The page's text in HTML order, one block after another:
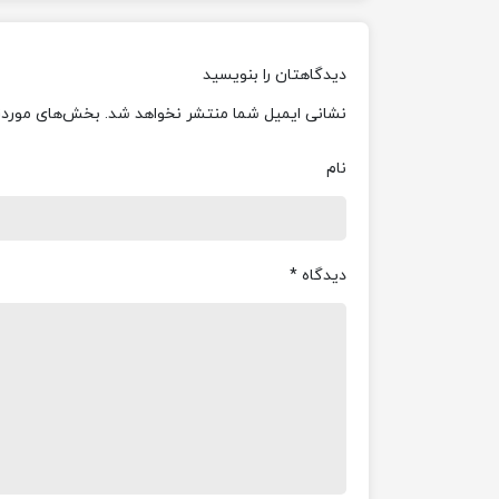
دیدگاهتان را بنویسید
نشانی ایمیل شما منتشر نخواهد شد. بخش‌های
نام
دیدگاه *